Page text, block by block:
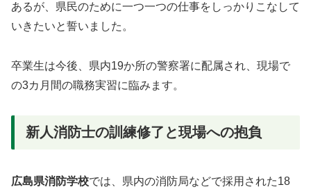
あるが、県民のために一つ一つの仕事をしっかりこなして
いきたいと誓いました。
卒業生は今後、県内19か所の警察署に配属され、現場で
の3カ月間の職務実習に臨みます。
新人消防士の訓練修了と現場への抱負
広島県消防学校では、県内の消防局などで採用された18